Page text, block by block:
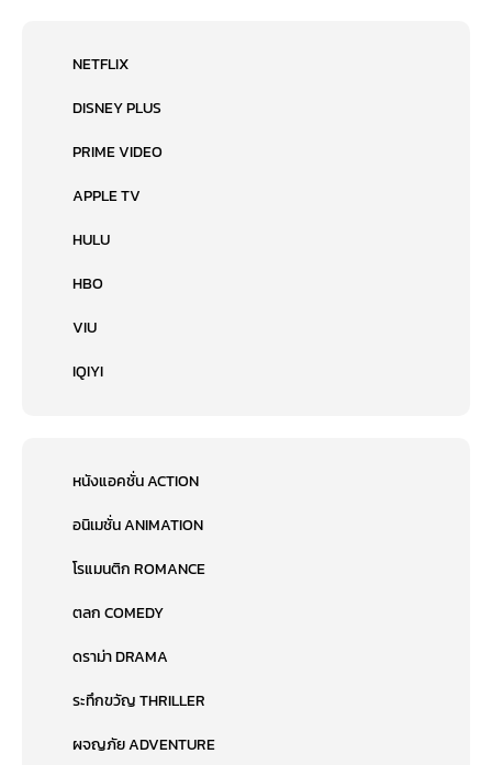
NETFLIX
DISNEY PLUS
PRIME VIDEO
APPLE TV
HULU
HBO
VIU
IQIYI
หนังแอคชั่น ACTION
อนิเมชั่น ANIMATION
โรแมนติก ROMANCE
ตลก COMEDY
ดราม่า DRAMA
ระทึกขวัญ THRILLER
ผจญภัย ADVENTURE